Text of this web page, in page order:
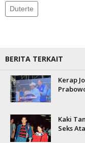
Duterte
BERITA TERKAIT
Kerap
Kaki
Seks